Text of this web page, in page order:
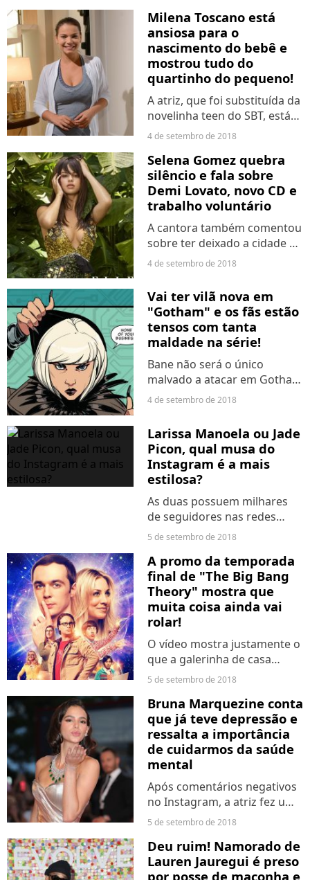
mundo animado! Mas não se
sabia ao certo se ia acontecer
alguma coisa. Enfim,...
Milena Toscano está
ansiosa para o
nascimento do bebê e
mostrou tudo do
quartinho do pequeno!
A atriz, que foi substituída da
novelinha teen do SBT, está
nas últimas semanas da
Pedro, seu primeiro filho. A
artista não escondeu a
ansiedade e mostrou...
4 de setembro de 2018
Selena Gomez quebra
silêncio e fala sobre
Demi Lovato, novo CD e
trabalho voluntário
A cantora também comentou
sobre ter deixado a cidade de
Los Angeles e se mudado
tem levado uma vida mais
tranquila, longe da agitação.
De acordo com Selena,...
4 de setembro de 2018
Vai ter vilã nova em
"Gotham" e os fãs estão
tensos com tanta
maldade na série!
Bane não será o único
malvado a atacar em Gotham
City nesta quinta e última
todos os nomes já
confirmados, Magpie
também estará no time de
vilões. O ator...
4 de setembro de 2018
Larissa Manoela ou Jade
Picon, qual musa do
Instagram é a mais
estilosa?
As duas possuem milhares
de seguidores nas redes
sociais e servem de
adolescentes. Por conta
disso, o Purebreak quer
saber: quem você acha que
manda mais na...
5 de setembro de 2018
A promo da temporada
final de "The Big Bang
Theory" mostra que
muita coisa ainda vai
rolar!
O vídeo mostra justamente o
que a galerinha de casa
sentiu com a notícia sobre o
negando até o fim, sem
entender o motivo... Mas
tudo indica que MUITA
coisa...
5 de setembro de 2018
Bruna Marquezine conta
que já teve depressão e
ressalta a importância
de cuidarmos da saúde
mental
Após comentários negativos
no Instagram, a atriz fez um
mega desabafo pelos stories
a revista Vogue. Na
entrevista, a musa contou
5 de setembro de 2018
Deu ruim! Namorado de
Lauren Jauregui é preso
por posse de maconha e